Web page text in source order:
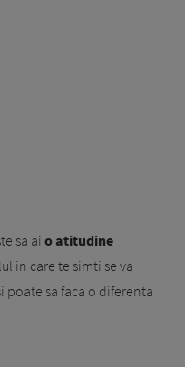
sa ai o atitudine
in care te simti se va
sa faca o diferenta